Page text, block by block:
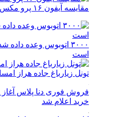
مقایسه آیفون ۱۶ پرو مکس با سایر پرچمداران بازار
۳۰۰۰ اتوبوس وعده
است
تونل زیارباغ جاده هراز
فروش فوری دنا پلاس
خرید اعلام شد